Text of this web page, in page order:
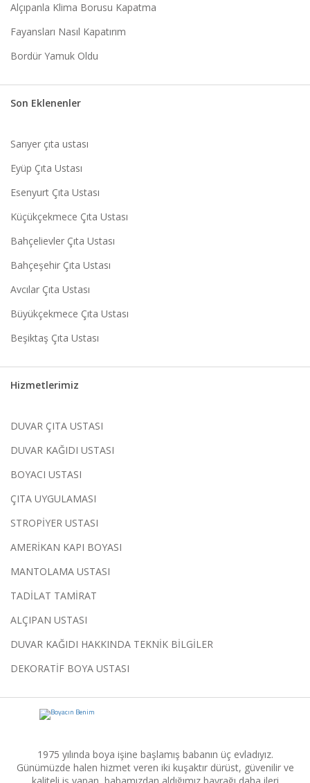
Alçıpanla Klima Borusu Kapatma
Fayansları Nasıl Kapatırım
Bordür Yamuk Oldu
Son Eklenenler
Sarıyer çıta ustası
Eyüp Çıta Ustası
Esenyurt Çıta Ustası
Küçükçekmece Çıta Ustası
Bahçelievler Çıta Ustası
Bahçeşehir Çıta Ustası
Avcılar Çıta Ustası
Büyükçekmece Çıta Ustası
Beşiktaş Çıta Ustası
Hizmetlerimiz
DUVAR ÇITA USTASI
DUVAR KAĞIDI USTASI
BOYACI USTASI
ÇITA UYGULAMASI
STROPİYER USTASI
AMERİKAN KAPI BOYASI
MANTOLAMA USTASI
TADİLAT TAMİRAT
ALÇIPAN USTASI
DUVAR KAĞIDI HAKKINDA TEKNİK BİLGİLER
DEKORATİF BOYA USTASI
1975 yılında boya işine başlamış babanın üç evladıyız.
Günümüzde halen hizmet veren iki kuşaktır dürüst, güvenilir ve